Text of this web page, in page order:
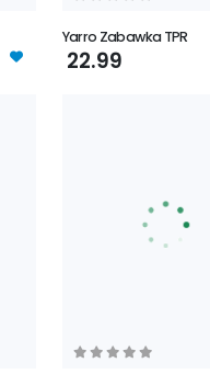
Yarro Zabawka TPR
22.99